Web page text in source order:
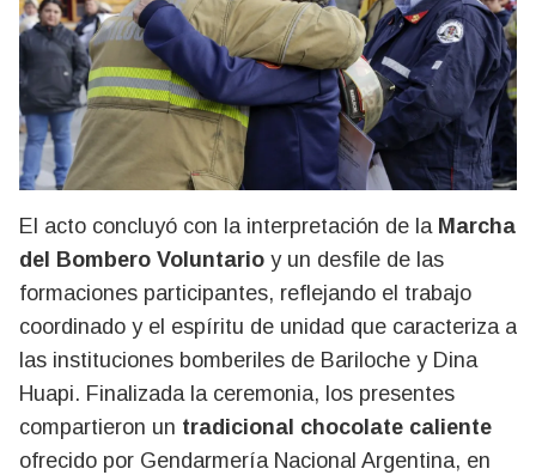
El acto concluyó con la interpretación de la Marcha
del Bombero Voluntario y un desfile de las
formaciones participantes, reflejando el trabajo
coordinado y el espíritu de unidad que caracteriza a
las instituciones bomberiles de Bariloche y Dina
Huapi. Finalizada la ceremonia, los presentes
compartieron un tradicional chocolate caliente
ofrecido por Gendarmería Nacional Argentina, en